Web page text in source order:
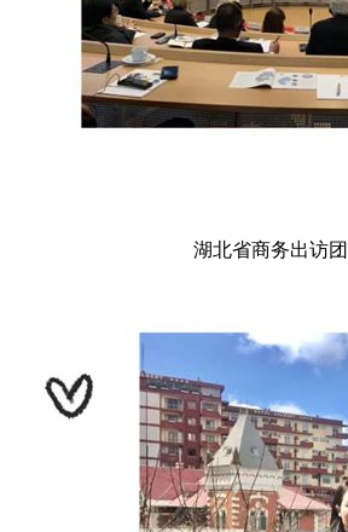
湖北省商务出访团